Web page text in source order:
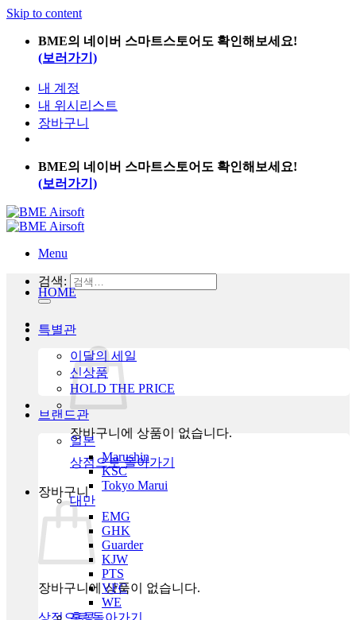
Skip to content
BME의 네이버 스마트스토어도 확인해보세요!
(보러가기)
내 계정
내 위시리스트
장바구니
BME의 네이버 스마트스토어도 확인해보세요!
(보러가기)
Menu
검색:
장바구니에 상품이 없습니다.
상점으로 돌아가기
장바구니
장바구니에 상품이 없습니다.
상점으로 돌아가기
HOME
특별관
이달의 세일
신상품
HOLD THE PRICE
브랜드관
일본
Marushin
KSC
Tokyo Marui
대만
EMG
GHK
Guarder
KJW
PTS
VFC
WE
홍콩